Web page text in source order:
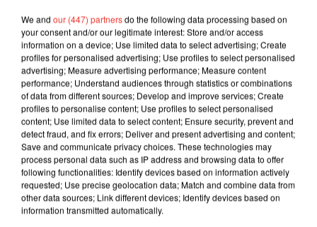
LES INTERVIEWS CHANTE
FRANCE
Voir plus
We and our (447) partnersdo the following data processing based on
your consent and/or our legitimate interest: Store and/or access
information on a device; Use limited data to select advertising; Create
profiles for personalised advertising; Use profiles to select personalised
advertising; Measure advertising performance; Measure content
performance; Understand audiences through statistics or combinations
of data from different sources; Develop and improve services; Create
profiles to personalise content; Use profiles to select personalised
content; Use limited data to select content; Ensure security, prevent and
detect fraud, and fix errors; Deliver and present advertising and content;
Save and communicate privacy choices. These technologies may
process personal data such as IP address and browsing data to offer
following functionalities: Identify devices based on information actively
requested; Use precise geolocation data; Match and combine data from
other data sources; Link different devices; Identify devices based on
information transmitted automatically.